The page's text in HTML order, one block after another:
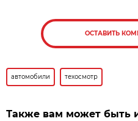
ОСТАВИТЬ
автомобили техосмотр
Также вам может быть